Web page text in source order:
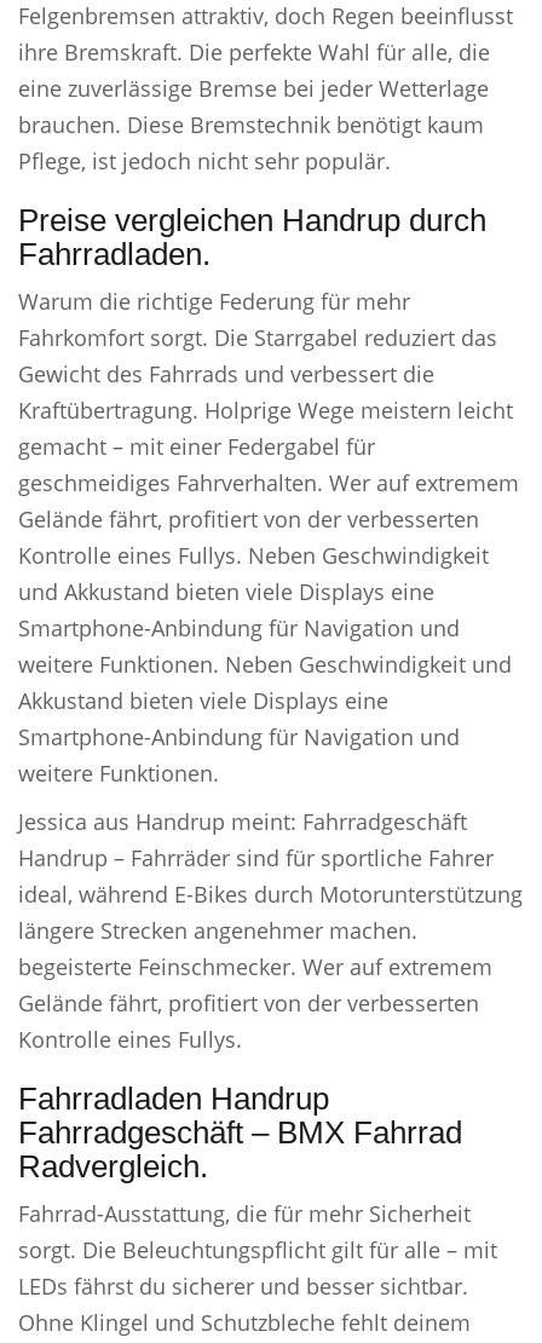
Felgenbremsen attraktiv, doch Regen beeinflusst
ihre Bremskraft. Die perfekte Wahl für alle, die
eine zuverlässige Bremse bei jeder Wetterlage
brauchen. Diese Bremstechnik benötigt kaum
Pflege, ist jedoch nicht sehr populär.
Preise vergleichen Handrup durch
Fahrradladen.
Warum die richtige Federung für mehr
Fahrkomfort sorgt. Die Starrgabel reduziert das
Gewicht des Fahrrads und verbessert die
Kraftübertragung. Holprige Wege meistern leicht
gemacht – mit einer Federgabel für
geschmeidiges Fahrverhalten. Wer auf extremem
Gelände fährt, profitiert von der verbesserten
Kontrolle eines Fullys. Neben Geschwindigkeit
und Akkustand bieten viele Displays eine
Smartphone-Anbindung für Navigation und
weitere Funktionen. Neben Geschwindigkeit und
Akkustand bieten viele Displays eine
Smartphone-Anbindung für Navigation und
weitere Funktionen.
Jessica aus Handrup meint: Fahrradgeschäft
Handrup – Fahrräder sind für sportliche Fahrer
ideal, während E-Bikes durch Motorunterstützung
längere Strecken angenehmer machen.
begeisterte Feinschmecker. Wer auf extremem
Gelände fährt, profitiert von der verbesserten
Kontrolle eines Fullys.
Fahrradladen Handrup
Fahrradgeschäft – BMX Fahrrad
Radvergleich.
Fahrrad-Ausstattung, die für mehr Sicherheit
sorgt. Die Beleuchtungspflicht gilt für alle – mit
LEDs fährst du sicherer und besser sichtbar.
Ohne Klingel und Schutzbleche fehlt deinem